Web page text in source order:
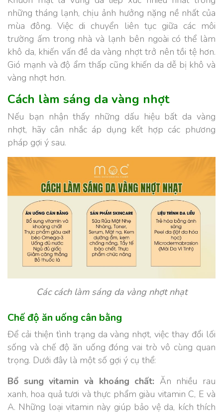
những tháng lạnh, chịu ảnh hưởng nặng nề nhất của
mùa đông. Việc di chuyển liên tục giữa các môi
trường ấm trong nhà và lạnh bên ngoài có thể làm
khô da, khiến vấn đề da vàng nhợt trở nên tồi tệ hơn.
Gió mạnh và độ ẩm thấp cũng khiến da dễ bị khô và
vàng nhợt hơn.
Cách làm sáng da vàng nhợt
Nếu bạn nhận thấy những dấu hiệu bất da vàng
nhợt, hãy cân nhắc áp dụng kết hợp các phương
pháp gợi ý sau.
Các cách làm sáng da vàng nhợt nhạt
Chế độ ăn uống cân bằng
Để cải thiện tình trạng da vàng nhợt, việc thay đổi lối
sống và chế độ ăn uống đóng vai trò vô cùng quan
trọng. Dưới đây là một số gợi ý cụ thể:
Bổ sung vitamin và khoáng chất: Ăn nhiều rau
xanh, hoa quả tươi và thực phẩm giàu vitamin C, E và
A. Những loại vitamin này giúp bảo vệ da, kích thích